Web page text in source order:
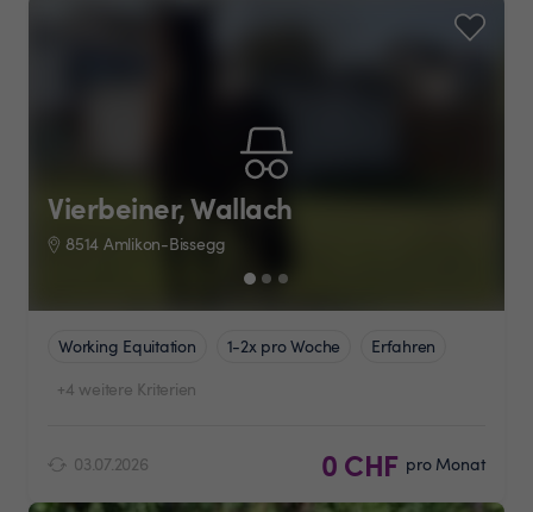
Vierbeiner, Wallach
8514 Amlikon-Bissegg
Working Equitation 1-2x pro Woche
Erfahren
+4 weitere Kriterien
03.07.2026 0 CHF pro Monat